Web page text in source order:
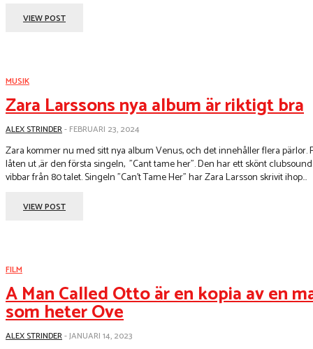
VIEW POST
MUSIK
Zara Larssons nya album är riktigt bra
ALEX STRINDER- FEBRUARI 23, 2024
Zara kommer nu med sitt nya album Venus, och det innehåller flera pärlor.
låten ut ,är den första singeln, "Cant tame her". Den har ett skönt
vibbar från 80 talet. Singeln ”Can’t Tame Her” har Zara Larsson skrivit ihop...
VIEW POST
FILM
A Man Called Otto är en kopia av en
som heter Ove
ALEX STRINDER-JANUARI 14, 2023